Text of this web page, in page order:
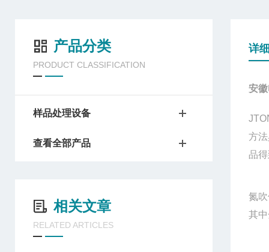
产品分类
PRODUCT CLASSIFICATION
样品处理设备
查看全部产品
相关文章
RELATED ARTICLES
详
安
方
品
氮
其